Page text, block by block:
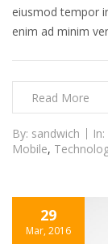
eiusmod tempor
enim ad minim
Read More
By: sandwich In:
Mobile,
29
Mar, 2016